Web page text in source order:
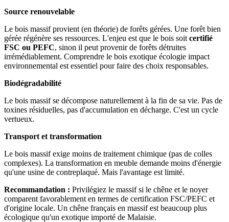
Source renouvelable
Le bois massif provient (en théorie) de forêts gérées. Une forêt bien
gérée régénère ses ressources. L'enjeu est que le bois soit certifié
FSC ou PEFC, sinon il peut provenir de forêts détruites
irrémédiablement. Comprendre le bois exotique écologie impact
environnemental est essentiel pour faire des choix responsables.
Biodégradabilité
Le bois massif se décompose naturellement à la fin de sa vie. Pas de
toxines résiduelles, pas d'accumulation en décharge. C'est un cycle
vertueux.
Transport et transformation
Le bois massif exige moins de traitement chimique (pas de colles
complexes). La transformation en meuble demande moins d'énergie
qu'une usine de contreplaqué. Mais l'avantage est limité.
Recommandation : Privilégiez le massif si le chêne et le noyer
comparent favorablement en termes de certification FSC/PEFC et
d'origine locale. Un chêne français en massif est beaucoup plus
écologique qu'un exotique importé de Malaisie.